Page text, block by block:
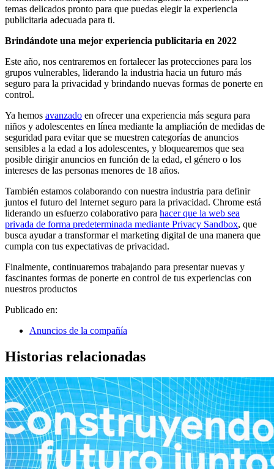
temas delicados pronto para que puedas elegir la experiencia
publicitaria adecuada para ti.
Brindándote una mejor experiencia publicitaria en 2022
Este año, nos centraremos en fortalecer las protecciones para los
grupos vulnerables, liderando la industria hacia un futuro más
seguro para la privacidad y brindando nuevas formas de ponerte en
control.
Ya hemos avanzado en ofrecer una experiencia más segura para
niños y adolescentes en línea mediante la ampliación de medidas de
seguridad para evitar que se muestren categorías de anuncios
sensibles a la edad a los adolescentes, y bloquearemos que sea
posible dirigir anuncios en función de la edad, el género o los
intereses de las personas menores de 18 años.
También estamos colaborando con nuestra industria para definir
juntos el futuro del Internet seguro para la privacidad. Chrome está
liderando un esfuerzo colaborativo para hacer que la web sea
privada de forma predeterminada mediante Privacy Sandbox, que
busca ayudar a transformar el marketing digital de una manera que
cumpla con tus expectativas de privacidad.
Finalmente, continuaremos trabajando para presentar nuevas y
fascinantes formas de ponerte en control de tus experiencias con
nuestros productos
Publicado en:
Anuncios de la compañía
Historias relacionadas